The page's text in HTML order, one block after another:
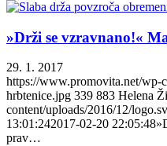
»Drži se vzravnano!«
29. 1. 2017
https://www.promovita.net/wp-
hrbtenice.jpg 339 883 Helena
content/uploads/2016/12/
13:01:242017-02-20 22:05:48
prav…